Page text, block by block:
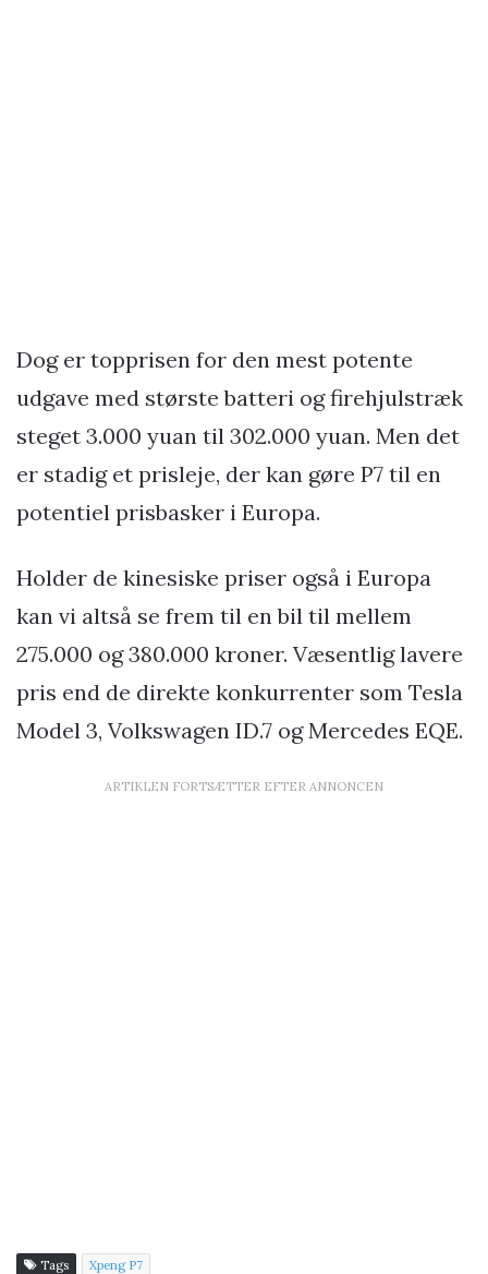
Dog er topprisen for den mest potente
udgave med største batteri og firehjulstræk
steget 3.000 yuan til 302.000 yuan. Men det
er stadig et prisleje, der kan gøre P7 til en
potentiel prisbasker i Europa.
Holder de kinesiske priser også i Europa
kan vi altså se frem til en bil til mellem
275.000 og 380.000 kroner. Væsentlig lavere
pris end de direkte konkurrenter som Tesla
Model 3, Volkswagen ID.7 og Mercedes EQE.
ARTIKLEN FORTSÆTTER EFTER ANNONCEN
Tags Xpeng P7